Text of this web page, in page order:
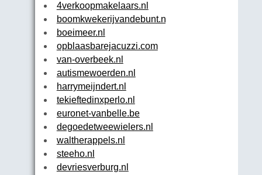
4verkoopmakelaars.nl
boomkwekerijvandebunt.nl
boeimeer.nl
opblaasbarejacuzzi.com
van-overbeek.nl
autismewoerden.nl
harrymeijndert.nl
tekieftedinxperlo.nl
euronet-vanbelle.be
degoedetweewielers.nl
waltherappels.nl
steeho.nl
devriesverburg.nl